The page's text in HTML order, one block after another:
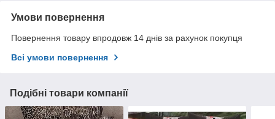
Умови повернення
Повернення товару впродовж 14 днів за рахунок покупця
Всі умови повернення
Подібні товари компанії